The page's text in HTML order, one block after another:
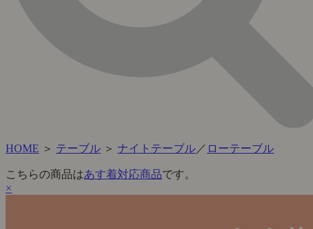
HOME ＞ テーブル ＞ ナイトテーブル ／ ローテーブル
こちらの商品はあす着対応商品です。
×